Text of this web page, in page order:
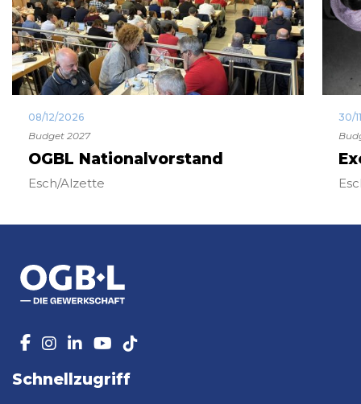
08/12/2026
Budget 2027
OGBL Nationalvorstand
Esch/Alzette
30/
Schnellzugriff